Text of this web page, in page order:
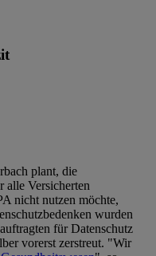
plant, die
alle Versicherten
nicht nutzen möchte,
wurden
für Datenschutz
vorerst zerstreut. "Wir